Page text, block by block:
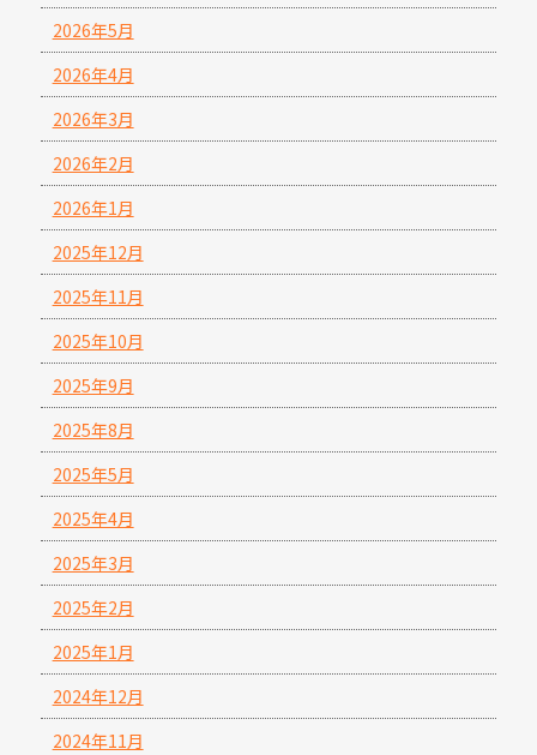
2026年5月
2026年4月
2026年3月
2026年2月
2026年1月
2025年12月
2025年11月
2025年10月
2025年9月
2025年8月
2025年5月
2025年4月
2025年3月
2025年2月
2025年1月
2024年12月
2024年11月